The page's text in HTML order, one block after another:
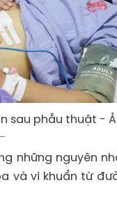
sau phẫu thuật -
những nguyên
và vi khuẩn từ